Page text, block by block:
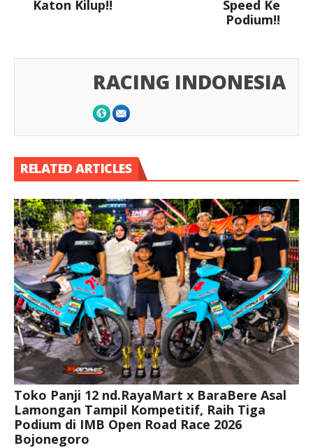
Katon Kilup!!
Speed Ke
Podium!!
RACING INDONESIA
RELATED ARTICLES
Toko Panji 12 nd.RayaMart x BaraBere Asal
Lamongan Tampil Kompetitif, Raih Tiga
Podium di IMB Open Road Race 2026
Bojonegoro